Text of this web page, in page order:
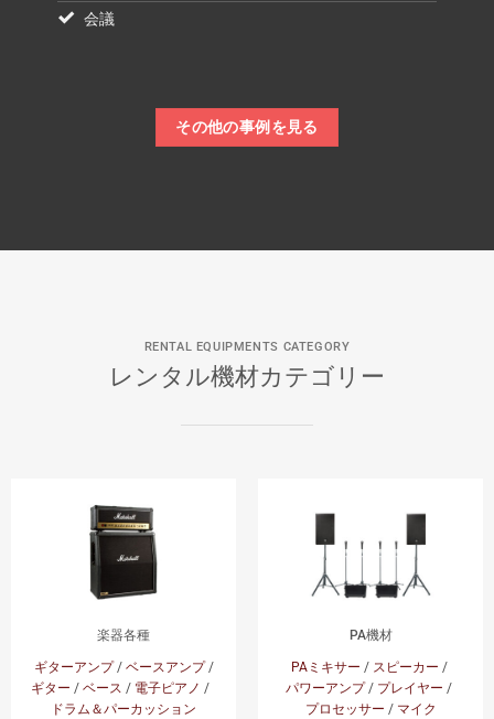
会議
その他の事例を見る
RENTAL EQUIPMENTS CATEGORY
レンタル機材カテゴリー
楽器各種
ギターアンプ/ ベースアンプ/
ギター / ベース / 電子ピアノ /
ドラム＆パーカッション
PA機材
PAミキサー / スピーカー /
パワーアンプ/ プレイヤー /
プロセッサー / マイク